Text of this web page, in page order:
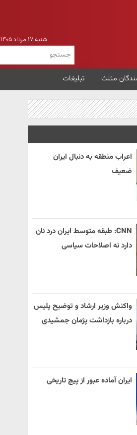
شنبه ۱۷ مرداد ۱۴۰۵
مثلث تبلیغات
اعراب منطقه به دنبال ایران
ضعیف
CNN: طبقه متوسط ایران درد نان
دارد نه اصلاحات سیاسی
واکنش وزیر ارشاد و توضیح پلیس
درباره بازداشت پژمان جمشیدی
ایران آماده عبور از پیچ تاریخی